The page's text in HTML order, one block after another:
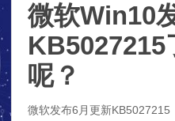
微软Win10
KB5027215
呢？
微软发布6月更新